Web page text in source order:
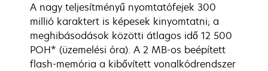
A nagy teljesítményű nyomtatófejek 300
millió karaktert is képesek kinyomtatni; a
meghibásodások közötti átlagos idő 12 500
POH* (üzemelési óra). A 2 MB-os beépített
flash-memória a kibővített vonalkódrendszer